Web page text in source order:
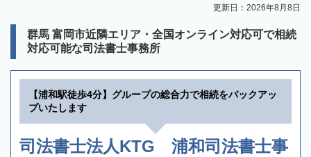
更新日：2026年8月8日
群馬 富岡市近隣エリア・全国オンライン対応可で相続
対応可能な司法書士事務所
【浦和駅徒歩4分】グループの総合力で相続をバックアッ
プいたします
司法書士法人KTG 浦和司法書士事